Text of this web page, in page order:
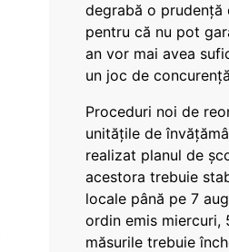
degrabă o
pentru că nu pot
an vor mai avea
un joc de concurență
Proceduri noi de
unitățile de
realizat planul de
acestora trebuie
locale până pe 7
ordin emis miercuri,
măsurile trebuie